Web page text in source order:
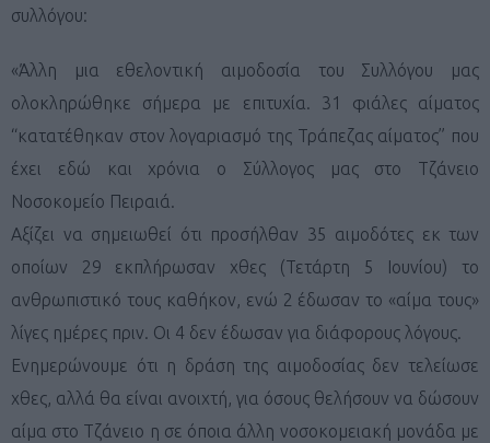
συλλόγου:
«Άλλη μια εθελοντική αιμοδοσία του Συλλόγου μας
ολοκληρώθηκε σήμερα με επιτυχία. 31 φιάλες αίματος
“κατατέθηκαν στον λογαριασμό της Τράπεζας αίματος” που
έχει εδώ και χρόνια ο Σύλλογος μας στο Τζάνειο
Νοσοκομείο Πειραιά.
Αξίζει να σημειωθεί ότι προσήλθαν 35 αιμοδότες εκ των
οποίων 29 εκπλήρωσαν χθες (Τετάρτη 5 Ιουνίου) το
ανθρωπιστικό τους καθήκον, ενώ 2 έδωσαν το «αίμα τους»
λίγες ημέρες πριν. Οι 4 δεν έδωσαν για διάφορους λόγους.
Ενημερώνουμε ότι η δράση της αιμοδοσίας δεν τελείωσε
χθες, αλλά θα είναι ανοιχτή, για όσους θελήσουν να δώσουν
αίμα στο Τζάνειο η σε όποια άλλη νοσοκομειακή μονάδα με